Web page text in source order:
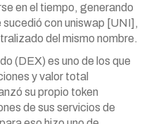
en el tiempo, generando
con uniswap [UNI],
del mismo nombre.
(DEX) es uno de los que
y valor total
su propio token
de sus servicios de